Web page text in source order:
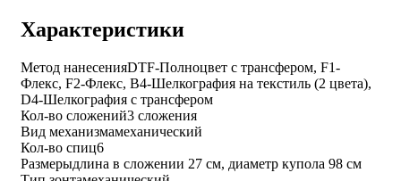
Характеристики
Метод нанесенияDTF-Полноцвет с трансфером, F1-
Флекс, F2-Флекс, B4-Шелкография на текстиль (2 цвета),
D4-Шелкография с трансфером
Кол-во сложений3 сложения
Вид механизмамеханический
Кол-во спиц6
Размерыдлина в сложении 27 см, диаметр купола 98 см